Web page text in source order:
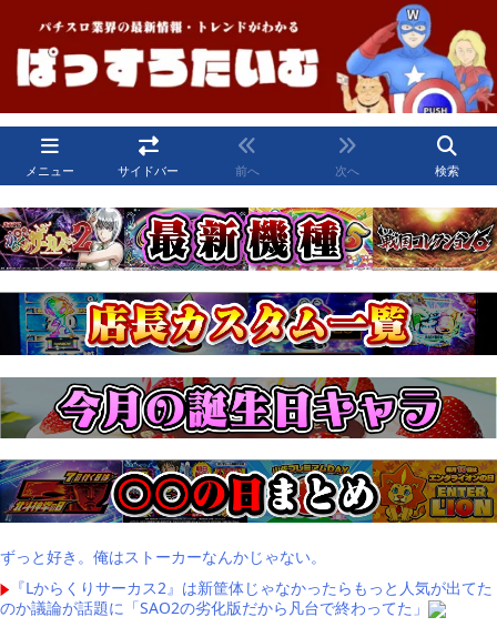
メニュー サイドバー 前へ 次へ 検索
ずっと好き。俺はストーカーなんかじゃない。
『Lからくりサーカス2』は新筐体じゃなかったらもっと人気が出てた
のか議論が話題に「SAO2の劣化版だから凡台で終わってた」